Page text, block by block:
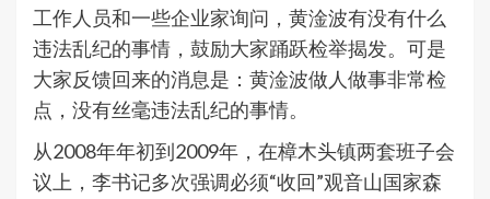
工作人员和一些企业家询问，黄淦波有没有什么
违法乱纪的事情，鼓励大家踊跃检举揭发。可是
大家反馈回来的消息是：黄淦波做人做事非常检
点，没有丝毫违法乱纪的事情。
从2008年年初到2009年，在樟木头镇两套班子会
议上，李书记多次强调必须“收回”观音山国家森